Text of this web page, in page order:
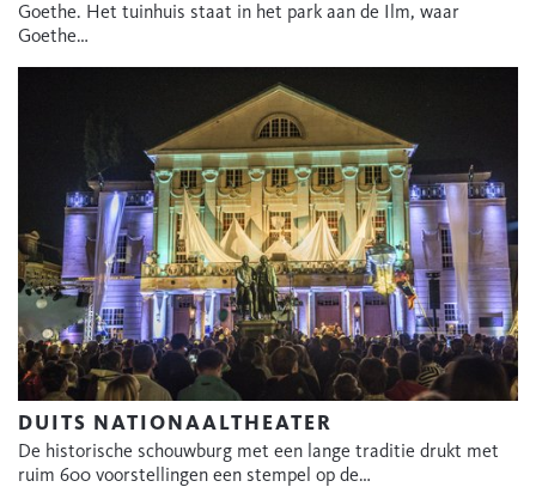
Goethe. Het tuinhuis staat in het park aan de Ilm, waar
Goethe…
DUITS NATIONAALTHEATER
De historische schouwburg met een lange traditie drukt met
ruim 600 voorstellingen een stempel op de…